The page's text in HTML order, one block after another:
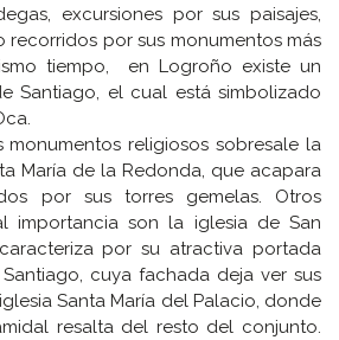
excursiones por sus paisajes,
recorridos por sus monumentos más
tiempo, en Logroño existe un
Santiago, el cual está simbolizado
monumentos religiosos sobresale la
María de la Redonda, que acapara
por sus torres gemelas. Otros
importancia son la iglesia de San
por su atractiva portada
cuya fachada deja ver sus
Santa María del Palacio, donde
resalta del resto del conjunto.